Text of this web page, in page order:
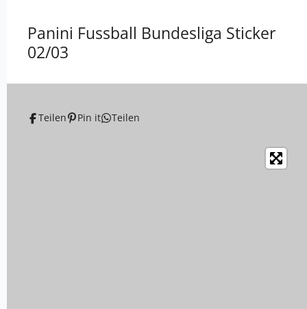
Panini Fussball Bundesliga Sticker
02/03
Teilen Pin it Teilen